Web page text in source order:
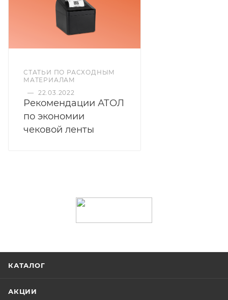
СТАТЬИ ПО РАСХОДНЫМ
МАТЕРИАЛАМ
— 22.03.2022
Рекомендации АТОЛ
по экономии
чековой ленты
КАТАЛОГ
АКЦИИ